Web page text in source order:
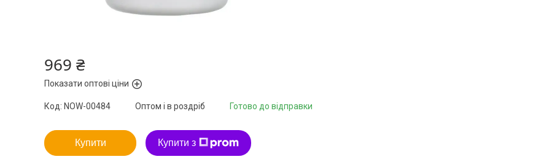
969 ₴
Показати оптові ціни
Готово до відправки
Оптом і в роздріб
Код: NOW-00484
Купити Купити з